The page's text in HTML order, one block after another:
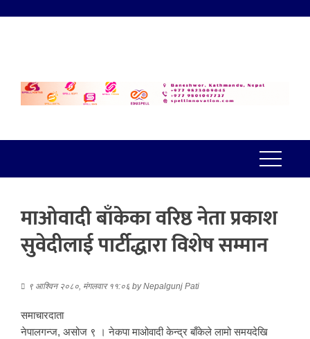
माओवादी बाँकेका वरिष्ठ नेता प्रकाश
सुवेदीलाई पार्टीद्धारा विशेष सम्मान
९ आश्विन २०८०, मंगलवार ११:०६ byNepalgunj Pati
समाचारदाता
नेपालगन्ज, असोज ९ । नेकपा माओवादी केन्द्र बाँकेले लामो समयदेखि